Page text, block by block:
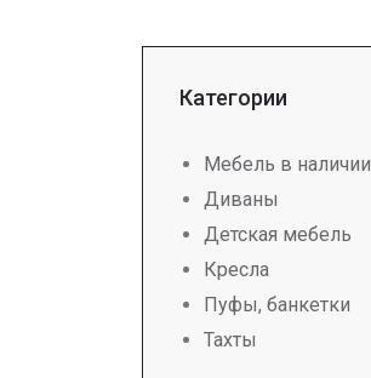
Категории
Мебель в наличии
Диваны
Детская мебель
Кресла
Пуфы, банкетки
Тахты